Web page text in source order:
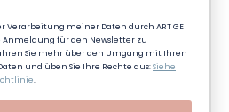
Verarbeitung meiner Daten durch ART GE
für den Newsletter zu
Sie mehr über den Umgang mit Ihren
und üben Sie Ihre Rechte aus:Siehe
.